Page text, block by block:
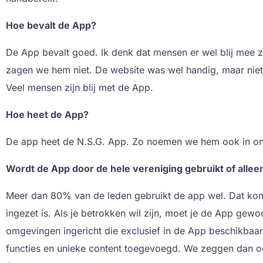
Hoe bevalt de App?
De App bevalt goed. Ik denk dat mensen er wel blij mee
zagen we hem niet. De website was wel handig, maar
Veel mensen zijn blij met de App.
Hoe heet de App?
De app heet de N.S.G. App. Zo noemen we hem ook in
Wordt de App door de hele vereniging gebruikt of
Meer dan 80% van de leden gebruikt de app wel. Dat
ingezet is. Als je betrokken wil zijn, moet je de App
omgevingen ingericht die exclusief in de App
functies en unieke content toegevoegd. We zeggen dan